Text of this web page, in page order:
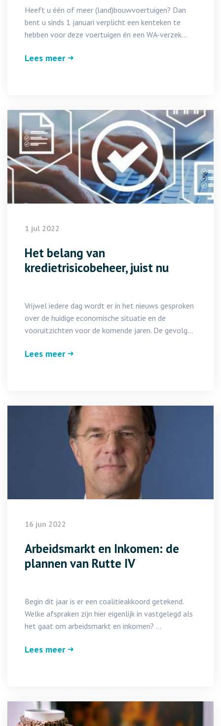
Heeft u één of meer (land)bouwvoertuigen? Dan
bent u sinds 1 januari verplicht een kenteken te
hebben voor deze voertuigen én een WA-verzek...
Lees meer
1 jul 2022
Het belang van
kredietrisicobeheer, juist nu
Vrijwel iedere dag wordt er in het nieuws gesproken
over de huidige economische situatie en de
vooruitzichten voor de komende jaren. De gevolg...
Lees meer
16 jun 2022
Arbeidsmarkt en Inkomen: de
plannen van Rutte IV
Begin dit jaar is er een coalitieakkoord getekend.
Welke afspraken zijn hier eigenlijk in vastgelegd als
het gaat om arbeidsmarkt en inkomen? ...
Lees meer